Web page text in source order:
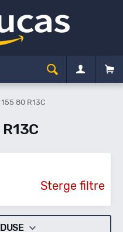
80 R13C
Sterge filtre